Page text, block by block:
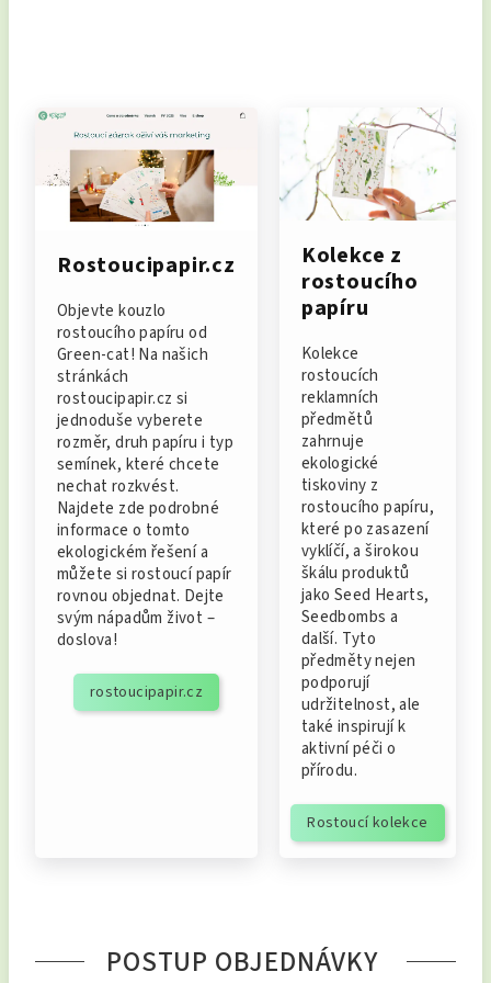
Rostoucipapir.cz
Objevte kouzlo
rostoucího papíru od
Green-cat! Na našich
stránkách
rostoucipapir.cz si
jednoduše vyberete
rozměr, druh papíru i typ
semínek, které chcete
nechat rozkvést.
Najdete zde podrobné
informace o tomto
ekologickém řešení a
můžete si rostoucí papír
rovnou objednat. Dejte
svým nápadům život –
doslova!
rostoucipapir.cz
Kolekce z
rostoucího
papíru
Kolekce
rostoucích
reklamních
předmětů
zahrnuje
ekologické
tiskoviny z
rostoucího papíru,
které po zasazení
vyklíčí, a širokou
škálu produktů
jako Seed Hearts,
Seedbombs a
další. Tyto
předměty nejen
podporují
udržitelnost, ale
také inspirují k
aktivní péči o
přírodu.
Rostoucí kolekce
POSTUP OBJEDNÁVKY